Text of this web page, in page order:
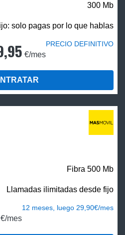
300 Mb
solo pagas por lo que hablas
€/mes
PRECIO DEFINITIVO
Fibra 500 Mb
Llamadas ilimitadas desde fijo
€/mes
12 meses, luego 29,90€/mes